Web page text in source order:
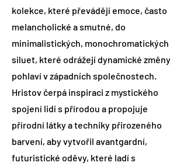
kolekce, které převádějí emoce, často
melancholické a smutné, do
minimalistických, monochromatických
siluet, které odrážejí dynamické změny
pohlaví v západních společnostech.
Hristov čerpá inspiraci z mystického
spojení lidí s přírodou a propojuje
přírodní látky a techniky přirozeného
barvení, aby vytvořil avantgardní,
futuristické oděvy, které ladí s